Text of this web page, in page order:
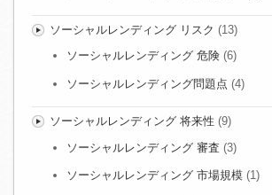
ソーシャルレンディング リスク (13)
ソーシャルレンディング 危険 (6)
ソーシャルレンディング問題点 (4)
ソーシャルレンディング 将来性 (9)
ソーシャルレンディング 審査 (3)
ソーシャルレンディング 市場規模 (1)